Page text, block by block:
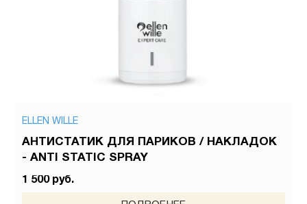
ELLEN WILLE
АНТИСТАТИК ДЛЯ ПАРИКОВ / НАКЛАДОК
- ANTI STATIC SPRAY
1 500 руб.